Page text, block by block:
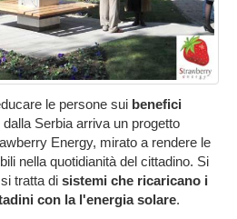
le persone sui benefici
dalla Serbia arriva un progetto
Energy, mirato a rendere le
nella quotidianità del cittadino. Si
tratta di sistemi che ricaricano i
con la l'energia solare.